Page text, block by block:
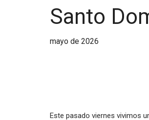
Santo
mayo de 2026
Este pasado viernes vivimos